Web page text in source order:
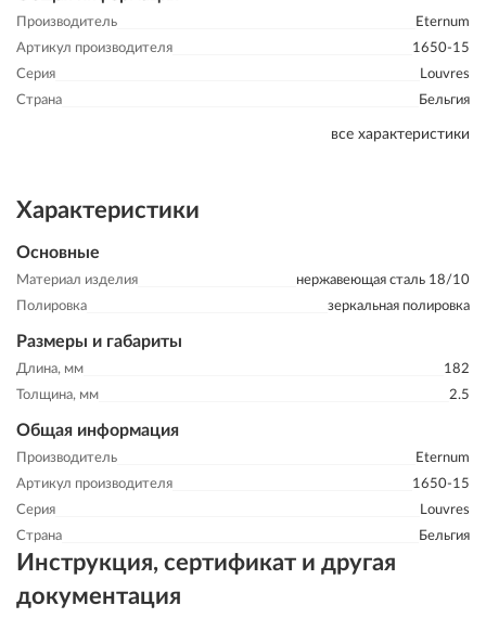
Производитель
Eternum
Артикул производителя
1650-15
Серия
Louvres
Страна
Бельгия
все характеристики
Характеристики
Основные
Материал изделия
нержавеющая сталь 18/10
Полировка
зеркальная полировка
Размеры и габариты
Длина, мм
182
Толщина, мм
2.5
Общая информация
Производитель
Eternum
Артикул производителя
1650-15
Серия
Louvres
Страна
Бельгия
Инструкция, сертификат и другая
документация